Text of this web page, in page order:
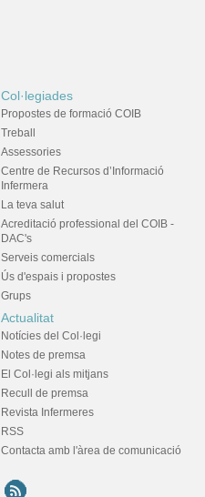
Col·legiades
Propostes de formació COIB
Treball
Assessories
Centre de Recursos d’Informació
Infermera
La teva salut
Acreditació professional del COIB -
DAC's
Serveis comercials
Ús d'espais i propostes
Grups
Actualitat
Notícies del Col·legi
Notes de premsa
El Col·legi als mitjans
Recull de premsa
Revista Infermeres
RSS
Contacta amb l'àrea de comunicació